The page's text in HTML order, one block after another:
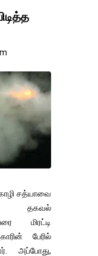
சத்யாவை
தகவல்
மிரட்டி
பேரில்
அப்போது,